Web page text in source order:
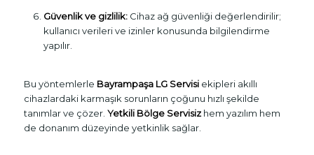
Güvenlik ve gizlilik:Cihaz ağ güvenliği değerlendirilir;
kullanıcı verileri ve izinler konusunda bilgilendirme
yapılır.
Bu yöntemlerle Bayrampaşa LG Servisiekipleri akıllı
cihazlardaki karmaşık sorunların çoğunu hızlı şekilde
tanımlar ve çözer. Yetkili Bölge Servisizhem yazılım hem
de donanım düzeyinde yetkinlik sağlar.